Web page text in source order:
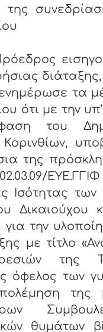
της
διάταξης,
τα
ότι με την
του
της
Ισότητας
Δικαιούχου
την
με τίτλο
της
όφελος των
της
θυμάτων